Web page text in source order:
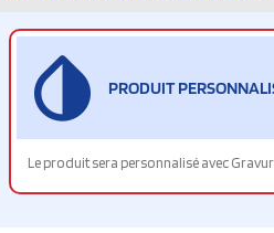
PRODUIT
Le produit sera personnalisé avec